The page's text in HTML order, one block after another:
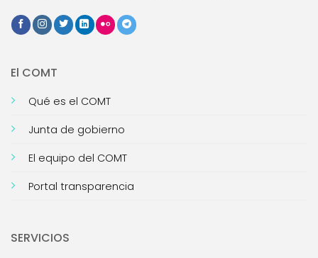
El COMT
Qué es el COMT
Junta de gobierno
El equipo del COMT
Portal transparencia
SERVICIOS